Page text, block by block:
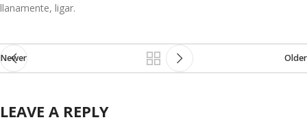
llanamente, ligar.
Newer Older
LEAVE A REPLY